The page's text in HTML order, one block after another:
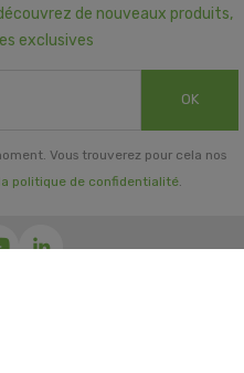
de nouveaux produits,
exclusives
OK
Vous trouverez pour cela nos
la politique de confidentialité.